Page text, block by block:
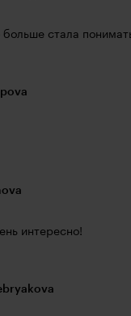
стала
интересно!